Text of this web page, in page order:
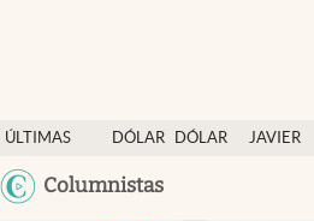
ÚLTIMAS
NOTICIAS
DÓLAR
DÓLAR
JAVIER
Columnistas
Dólar
Members